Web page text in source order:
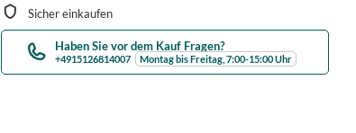
Sicher einkaufen
Haben Sie vor dem Kauf Fragen?
+4915126814007 Montag bis Freitag, 7:00-15:00 Uhr